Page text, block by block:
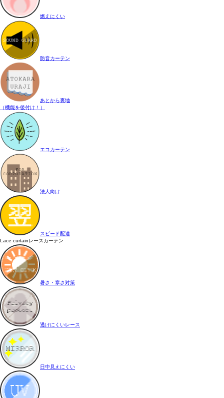
燃えにくい
防音カーテン
あとから裏地
（機能を後付け！）
エコカーテン
法人向け
スピード配達
Lace curtainレースカーテン
暑さ・寒さ対策
透けにくいレース
日中見えにくい